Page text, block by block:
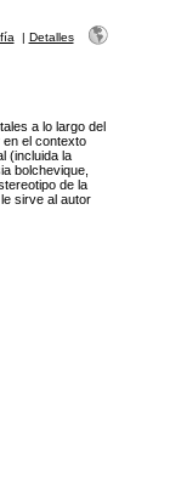
| Detalles
a lo largo del
el contexto
(incluida la
bolchevique,
de la
sirve al autor